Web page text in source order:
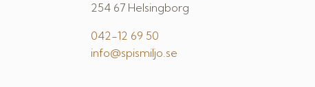
254 67 Helsingborg
042-12 69 50
info@spismiljo.se